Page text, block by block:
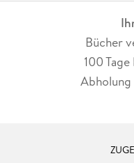
Bücher
100
Abholung